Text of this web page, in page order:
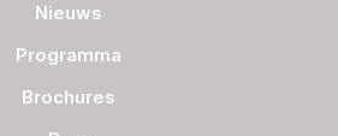
Nieuws
Programma
Brochures